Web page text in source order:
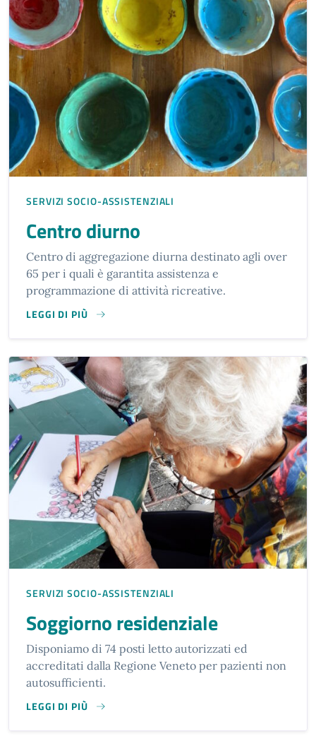
SERVIZI SOCIO-ASSISTENZIALI
Centro diurno
Centro di aggregazione diurna destinato agli over
65 per i quali è garantita assistenza e
programmazione di attività ricreative.
LEGGI DI PIÙ
SERVIZI SOCIO-ASSISTENZIALI
Soggiorno residenziale
Disponiamo di 74 posti letto autorizzati ed
accreditati dalla Regione Veneto per pazienti non
autosufficienti.
LEGGI DI PIÙ